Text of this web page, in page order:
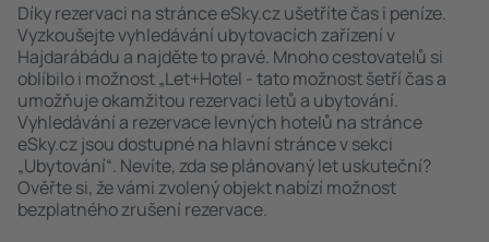
Díky rezervaci na stránce eSky.cz ušetříte čas i peníze.
Vyzkoušejte vyhledávání ubytovacích zařízení v
Hajdarábádu a najděte to pravé. Mnoho cestovatelů si
oblíbilo i možnost „Let+Hotel - tato možnost šetří čas a
umožňuje okamžitou rezervaci letů a ubytování.
Vyhledávání a rezervace levných hotelů na stránce
eSky.cz jsou dostupné na hlavní stránce v sekci
„Ubytování“. Nevíte, zda se plánovaný let uskuteční?
Ověřte si, že vámi zvolený objekt nabízí možnost
bezplatného zrušení rezervace.